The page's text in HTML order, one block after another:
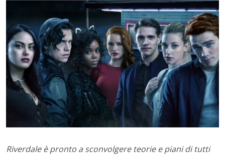
Riverdale è pronto a sconvolgere teorie e piani di tutti